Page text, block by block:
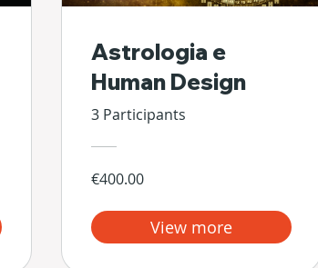
Astrologia e
Human Design
3 Participants
€400.00
View more